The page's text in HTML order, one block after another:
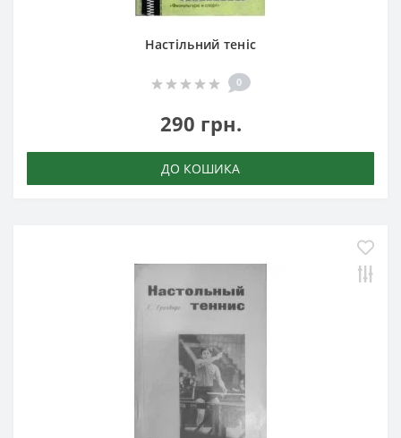
Настільний теніс
0
290 грн.
ДО КОШИКА